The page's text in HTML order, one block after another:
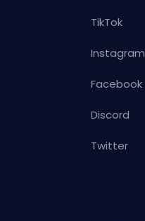
TikTok
Instagram
Facebook
Discord
Twitter